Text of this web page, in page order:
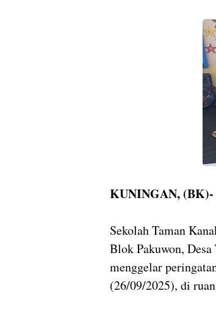
KUNINGAN, (BK)-
Sekolah Taman
Blok Pakuwon,
menggelar
(26/09/2025), di